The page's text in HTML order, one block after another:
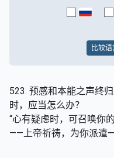
比较语
523. 预感和本能之声终
时，应当怎么办？
“心有疑虑时，可召唤你
——上帝祈祷，为你派遣